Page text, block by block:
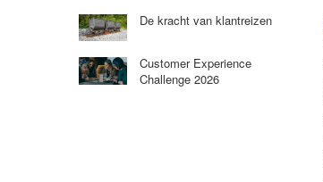
De kracht van klantreizen
Customer Experience
Challenge 2026